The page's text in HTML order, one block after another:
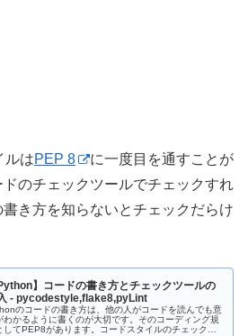
ルはPEP 8
に一度目を通すことが
のチェックツールでチェックすれ
き方を知らないとチェックだらけ
Python】コードの書き方とチェックツールの
- pycodestyle,flake8,pyLint
のコードの書き方は、他の人がコードを読んでも意
わかるように書くのが大切です。そのコーディング規
してPEP8があります。コードスタイルのチェックツ